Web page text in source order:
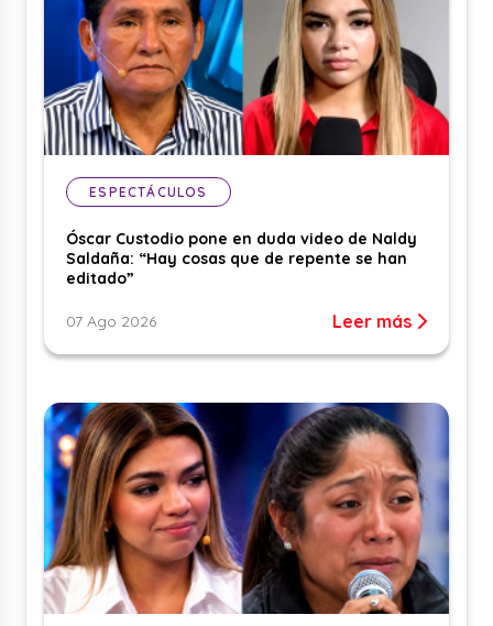
ESPECTÁCULOS
Óscar Custodio pone en duda video de Naldy
Saldaña: “Hay cosas que de repente se han
editado”
07 Ago 2026 Leer más